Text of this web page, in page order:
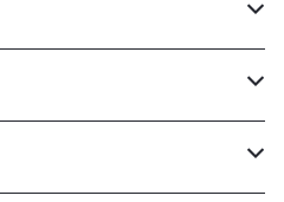
（サウンドホール引っ掛けタ
ラップ